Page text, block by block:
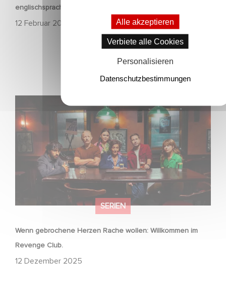
englischsprachigen Serien!
12 Februar 2026
SERIEN
Wenn gebrochene Herzen Rache wollen: Willkommen im
Revenge Club.
12 Dezember 2025
Wenn gebrochene Herzen Rache wollen: Willkommen im
Revenge Club.
Alle akzeptieren
Verbiete alle Cookies
Personalisieren
Datenschutzbestimmungen